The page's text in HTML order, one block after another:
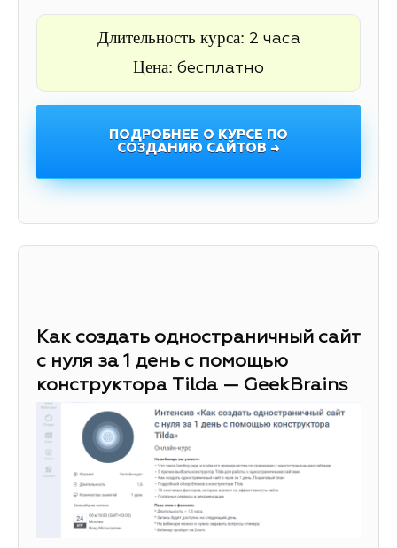
Длительность курса: 2 часа
Цена: бесплатно
ПОДРОБНЕЕ О КУРСЕ ПО
СОЗДАНИЮ САЙТОВ →
Как создать одностраничный сайт
с нуля за 1 день с помощью
конструктора Tilda — GeekBrains